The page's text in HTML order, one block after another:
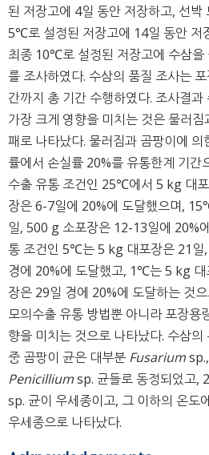
된 저장고에 4일 동안 저장하고, 선
5℃로 설정된 저장고에 14일 동안 저
최종 10℃로 설정된 저장고에 수삼을
를 조사하였다. 수삼의 품질 조사는
간까지 총 기간 수행하였다. 조사결
가장 크게 영향을 미치는 것은 물러
패로 나타났다. 물러짐과 곰팡이에 의
률에서 손실률 20%를 유통한계 기간
수출 유통 조건인 25℃에서 5 kg 대
장은 6-7일에 20%에 도달했으며,
일, 500 g 소포장은 12-13일에 20%
통 조건인 5℃는 5 kg 대포장은 21일
경에 20%에 도달했고, 1℃는 5 kg
장은 29일 경에 20%에 도달하는 것
모의수출 유통 방법뿐 아니라 포장용
향을 미치는 것으로 나타났다. 수삼
중 곰팡이 균은 대부분 Fusariumsp.,
Penicilliumsp. 균들로 동정되었고,
sp. 균이 우세종이고, 그 이하의 온도
우세종으로 나타났다.